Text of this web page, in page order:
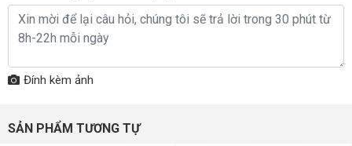
Đính kèm ảnh
SẢN PHẨM TƯƠNG TỰ